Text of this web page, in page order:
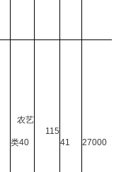
农艺
类40
115
41
27000